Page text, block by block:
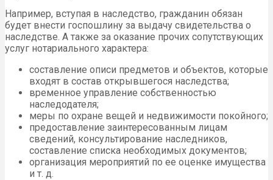
Например, вступая в наследство, гражданин обязан
будет внести госпошлину за выдачу свидетельства о
наследстве. А также за оказание прочих сопутствующих
услуг нотариального характера:
составление описи предметов и объектов, которые
входят в состав открывшегося наследства;
временное управление собственностью
наследодателя;
меры по охране вещей и недвижимости покойного;
предоставление заинтересованным лицам
сведений, консультирование наследников,
составление списка необходимых документов;
организация мероприятий по ее оценке имущества
и т. д.